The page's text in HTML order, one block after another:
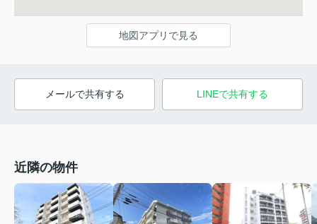
地図アプリで見る
メールで共有する LINEで共有する
近隣の物件